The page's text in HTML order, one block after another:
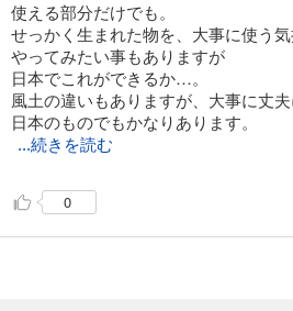
使える部分だけでも。
せっかく生まれた物を、大事に使う気
やってみたい事もありますが
日本でこれができるか…。
風土の違いもありますが、大事に丈
日本のものでもかなりあります。
...続きを読む
0